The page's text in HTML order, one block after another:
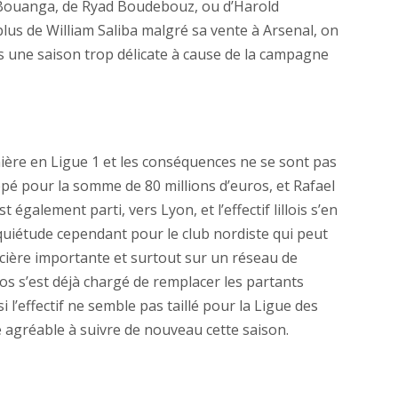
de Ryad Boudebouz, ou d’Harold
de William Saliba malgré sa vente à Arsenal, on
une saison trop délicate à cause de la campagne
en Ligue 1 et les conséquences ne se sont pas
pour la somme de 80 millions d’euros, et Rafael
également parti, vers Lyon, et l’effectif lillois s’en
cependant pour le club nordiste qui peut
importante et surtout sur un réseau de
s’est déjà chargé de remplacer les partants
l’effectif ne semble pas taillé pour la Ligue des
à suivre de nouveau cette saison.